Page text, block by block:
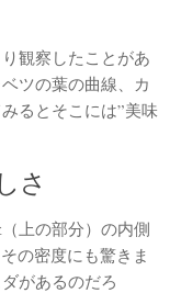
観察したことがあ
ツの葉の曲線、カ
るとそこには”美味
さ
上の部分）の内側
の密度にも驚きま
があるのだろ